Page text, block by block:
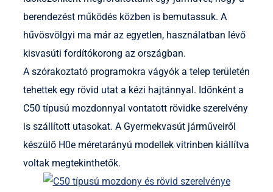
berendezést működés közben is bemutassuk. A
hűvösvölgyi ma már az egyetlen, használatban lévő
kisvasúti fordítókorong az országban.
A szórakoztató programokra vágyók a telep területén
tehettek egy rövid utat a kézi hajtánnyal. Időnként a
C50 típusú mozdonnyal vontatott rövidke szerelvény
is szállított utasokat. A Gyermekvasút járműveiről
készülő H0e méretarányú modellek vitrinben kiállítva
voltak megtekinthetők.